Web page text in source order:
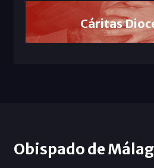
Cáritas
Obispado de